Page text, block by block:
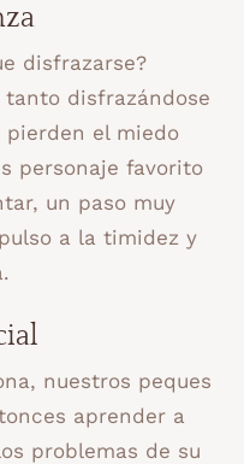
disfrazarse?
disfrazándose
pierden el miedo
personaje favorito
un paso muy
a la timidez y
nuestros peques
aprender a
problemas de su